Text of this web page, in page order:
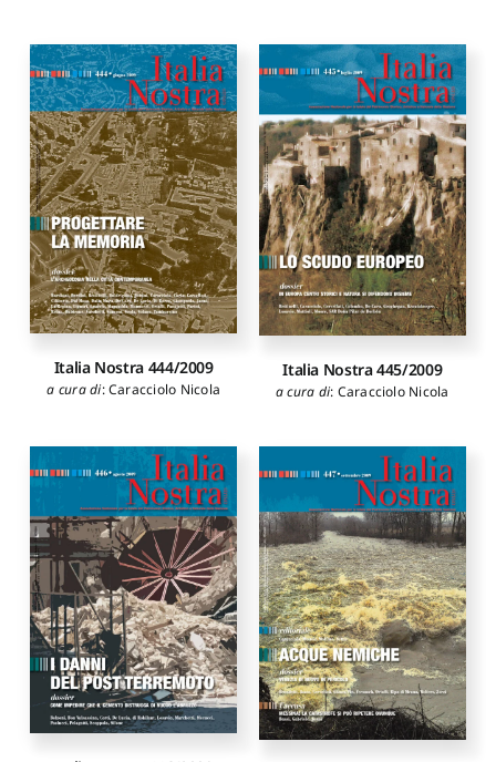
Italia Nostra 444/2009
a cura di:Caracciolo Nicola
Italia Nostra 445/2009
a cura di: Caracciolo Nicola